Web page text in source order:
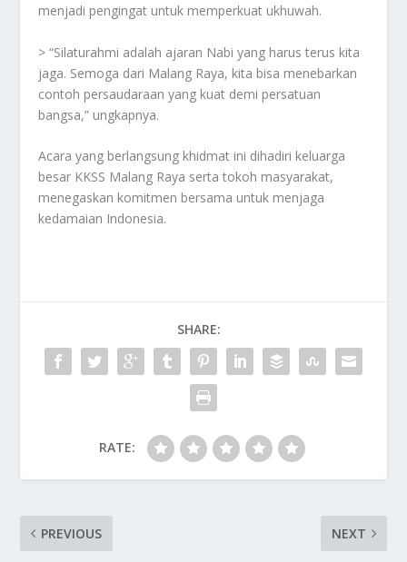
menjadi pengingat untuk memperkuat ukhuwah.
> “Silaturahmi adalah ajaran Nabi yang harus terus kita
jaga. Semoga dari Malang Raya, kita bisa menebarkan
contoh persaudaraan yang kuat demi persatuan
bangsa,” ungkapnya.
Acara yang berlangsung khidmat ini dihadiri keluarga
besar KKSS Malang Raya serta tokoh masyarakat,
menegaskan komitmen bersama untuk menjaga
kedamaian Indonesia.
SHARE:
RATE:
PREVIOUS NEXT